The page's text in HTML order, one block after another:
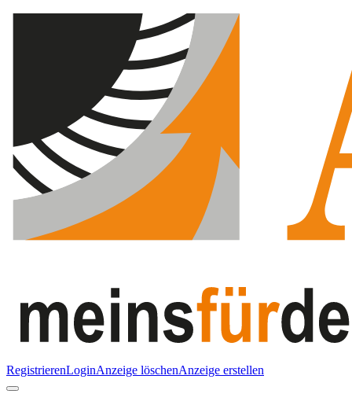
RegistrierenLoginAnzeige löschenAnzeige erstellen